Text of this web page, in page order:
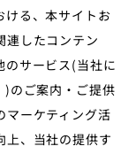
ける、本サイトお
連したコンテン
のサービス(当社に
)のご案内・ご提供
ーケティング活
上、当社の提供す